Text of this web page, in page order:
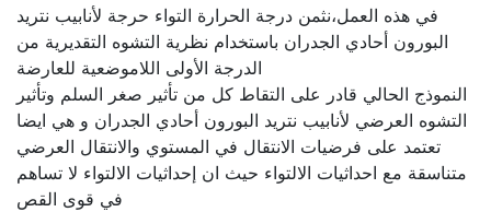
في هذه العمل،نثمن درجة الحرارة التواء حرجة لأنابيب نتريد
البورون أحادي الجدران باستخدام نظرية التشوه التقديرية من
الدرجة الأولى اللاموضعية للعارضة
النموذج الحالي قادر على التقاط كل من تأثير صغر السلم وتأثير
التشوه العرضي لأنابيب نتريد البورون أحادي الجدران و هي ايضا
تعتمد على فرضيات الانتقال في المستوي والانتقال العرضي
متناسقة مع احداثيات الالتواء حيث ان إحداثيات الالتواء لا تساهم
في قوى القص